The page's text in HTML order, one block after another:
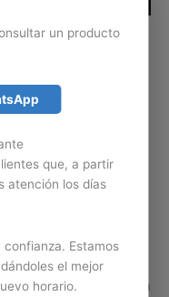
portátiles Acer
solo realizar
repentino o
causados por
Contamos con
ventiladores Acer
del ventilador de un
a la ligera. Si no tiene
para realizar esta
un producto
que, a partir
atención los días
Estamos
el mejor
horario.